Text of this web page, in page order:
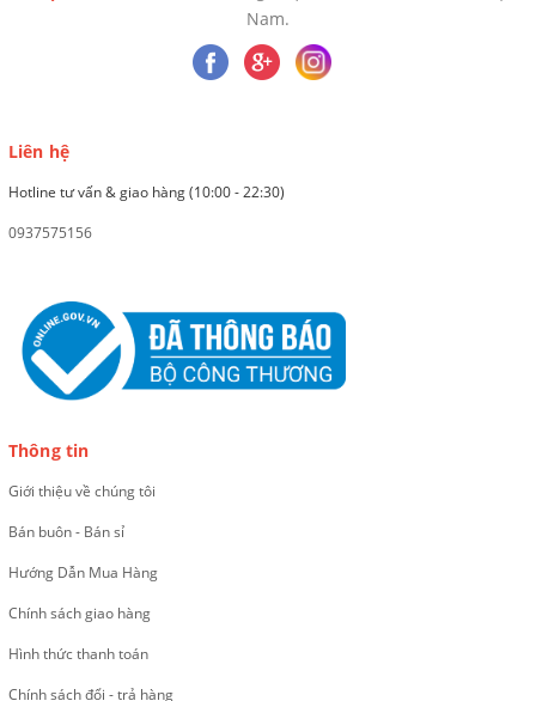
Nam.
Liên hệ
Hotline tư vấn & giao hàng (10:00 - 22:30)
0937575156
Thông tin
Giới thiệu về chúng tôi
Bán buôn - Bán sỉ
Hướng Dẫn Mua Hàng
Chính sách giao hàng
Hình thức thanh toán
Chính sách đổi - trả hàng